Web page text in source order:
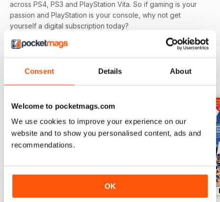
Consent Details About
Welcome to pocketmags.com
We use cookies to improve your experience on our
website and to show you personalised content, ads and
recommendations.
OK
across PS4, PS3 and PlayStation Vita. So if gaming is your
passion and PlayStation is your console, why not get
yourself a digital subscription today?